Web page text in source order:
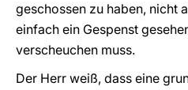
geschossen zu haben, nicht
einfach ein Gespenst
verscheuchen muss.
Der Herr weiß, dass eine